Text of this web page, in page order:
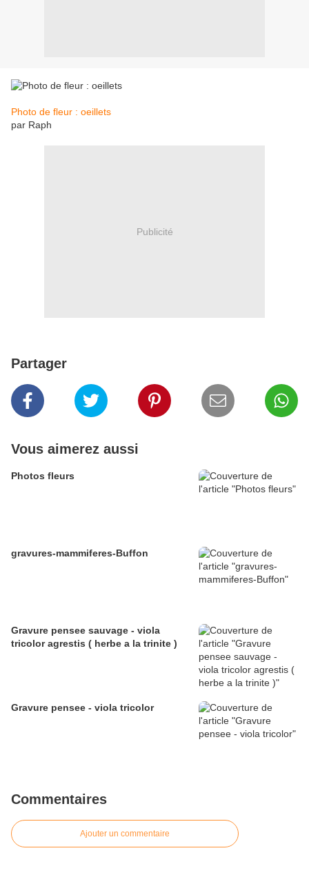
Photo de fleur : oeillets
par Raph
Publicité
Partager
Vous aimerez aussi
Photos fleurs
gravures-mammiferes-Buffon
Gravure pensee sauvage - viola
tricolor agrestis ( herbe a la trinite )
Gravure pensee - viola tricolor
Commentaires
Ajouter un commentaire